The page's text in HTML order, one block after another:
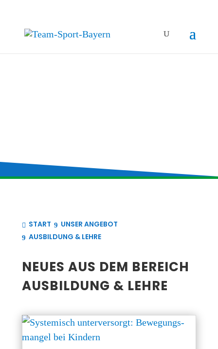
START
UNSER ANGE­BOT
AUS­BIL­DUNG & LEHRE
NEU­ES AUS DEM BEREICH
AUS­BIL­DUNG & LEHRE